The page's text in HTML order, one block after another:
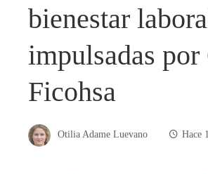
bienestar
impulsadas por
Ficohsa
Otilia Adame Luevano Hace